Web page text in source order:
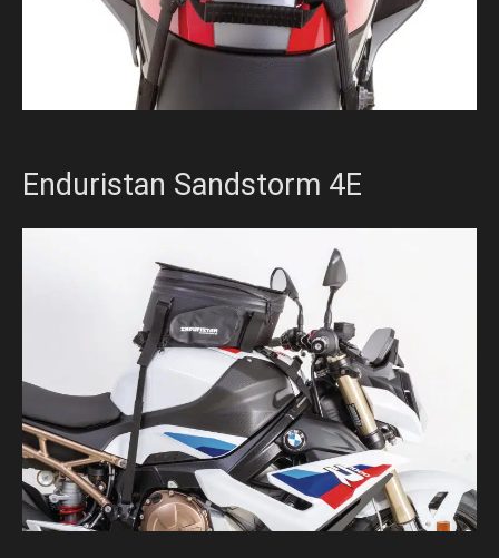
Enduristan Sandstorm 4E